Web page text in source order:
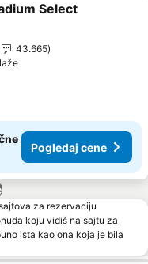
u favorite
Select
43.665
Pogledaj cene
za rezervaciju
koju vidiš na sajtu za
ista kao ona koja je bila